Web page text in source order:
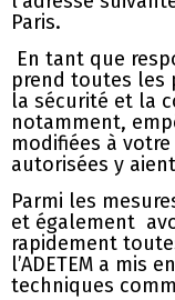
Paris.
En tant que
prend toutes les
la sécurité et la
notamment,
modifiées à
autorisées y
Parmi les
et également
rapidement
l’ADETEM a mis
techniques